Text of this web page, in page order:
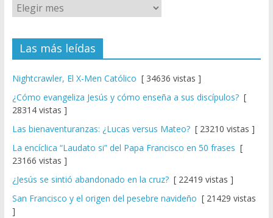
Las más leídas
Nightcrawler, El X-Men Católico [ 34636 vistas ]
¿Cómo evangeliza Jesús y cómo enseña a sus discípulos?[
28314 vistas ]
Las bienaventuranzas: ¿Lucas versus Mateo?[ 23210 vistas ]
La encíclica “Laudato si” del Papa Francisco en 50 frases [
23166 vistas ]
¿Jesús se sintió abandonado en la cruz?[ 22419 vistas ]
San Francisco y el origen del pesebre navideño [ 21429 vistas
]